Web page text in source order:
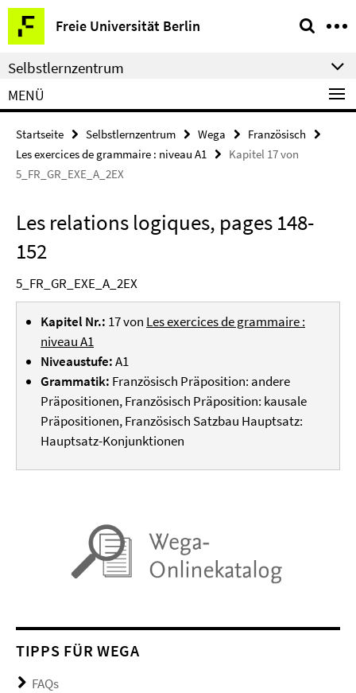
Springe
direkt
zu
Inhalt
Freie Universität Berlin
Service-
Navigation
Selbstlernzentrum
MENÜ
Startseite Selbstlernzentrum Wega
Französisch
Les exercices de grammaire : niveau A1
Kapitel 17 von
5_FR_GR_EXE_A_2EX
Les relations logiques, pages 148-
152
5_FR_GR_EXE_A_2EX
Kapitel Nr.: 17 von Les exercices de grammaire :
niveau A1
Niveaustufe:A1
Grammatik: Französisch Präposition: andere
Präpositionen, Französisch Präposition: kausale
Präpositionen, Französisch Satzbau Hauptsatz:
Hauptsatz-Konjunktionen
TIPPS FÜR WEGA
FAQs